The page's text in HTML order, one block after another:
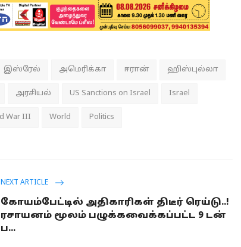
இஸ்ரேல் அமெரிக்கா ஈரான் ஹிஸ்புல்லா
அரசியல் US Sanctions on Israel Israel
War III World Politics
NEXT ARTICLE
கோயம்பேட்டில் அதிகாரிகள் திடீர் ரெய்டு..!
ரசாயனம் மூலம் பழுக்கவைக்கப்பட்ட 9 டன்
ப...